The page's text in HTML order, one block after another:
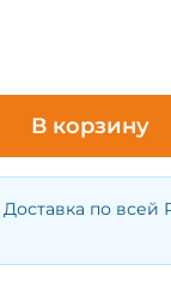
В корзину
Доставка по всей